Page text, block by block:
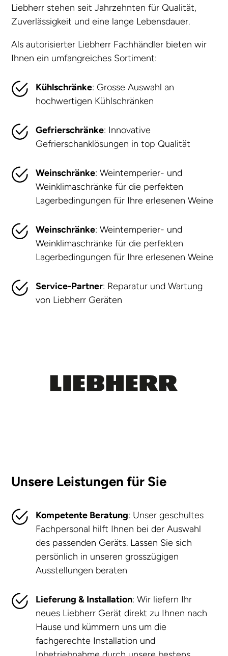
Liebherr stehen seit Jahrzehnten für Qualität,
Zuverlässigkeit und eine lange Lebensdauer.
Als autorisierter Liebherr Fachhändler bieten wir
Ihnen ein umfangreiches Sortiment:
Kühlschränke: Grosse Auswahl an
hochwertigen Kühlschränken
Gefrierschränke: Innovative
Gefrierschanklösungen in top Qualität
Weinschränke: Weintemperier- und
Weinklimaschränke für die perfekten
Lagerbedingungen für Ihre erlesenen Weine
Weinschränke: Weintemperier- und
Weinklimaschränke für die perfekten
Lagerbedingungen für Ihre erlesenen Weine
Service-Partner: Reparatur und Wartung
von Liebherr Geräten
Unsere Leistungen für Sie
Kompetente Beratung: Unser geschultes
Fachpersonal hilft Ihnen bei der Auswahl
des passenden Geräts. Lassen Sie sich
persönlich in unseren grosszügigen
Ausstellungen beraten
Lieferung & Installation: Wir liefern Ihr
neues Liebherr Gerät direkt zu Ihnen nach
Hause und kümmern uns um die
fachgerechte Installation und